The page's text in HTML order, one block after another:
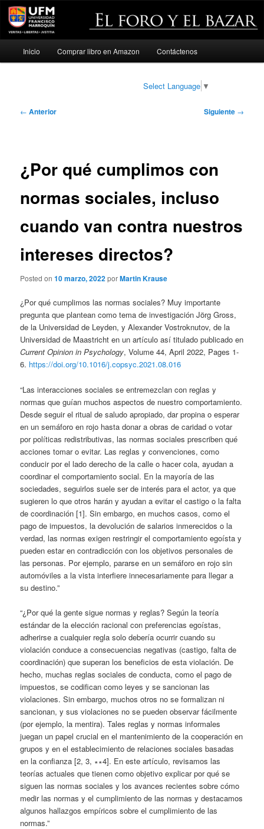
Ir
Inicio Comprar libro en Amazon Contáctenos
Select Language ▼
Navegación
← Anterior Siguiente →
¿Por qué cumplimos con
normas sociales, incluso
cuando van contra nuestros
intereses directos?
Posted on10 marzo, 2022porMartin Krause
¿Por qué cumplimos las normas sociales? Muy importante
pregunta que plantean como tema de investigación Jörg Gross,
de la Universidad de Leyden, y Alexander Vostroknutov, de la
Universidad de Maastricht en un artículo así titulado publicado en
Current Opinion in Psychology, Volume 44, April 2022, Pages 1-
6. https://doi.org/10.1016/j.copsyc.2021.08.016
“Las interacciones sociales se entremezclan con reglas y
normas que guían muchos aspectos de nuestro comportamiento.
Desde seguir el ritual de saludo apropiado, dar propina o esperar
en un semáforo en rojo hasta donar a obras de caridad o votar
por políticas redistributivas, las normas sociales prescriben qué
acciones tomar o evitar. Las reglas y convenciones, como
conducir por el lado derecho de la calle o hacer cola, ayudan a
coordinar el comportamiento social. En la mayoría de las
sociedades, seguirlos suele ser de interés para el actor, ya que
sugieren lo que otros harán y ayudan a evitar el castigo o la falta
de coordinación [1]. Sin embargo, en muchos casos, como el
pago de impuestos, la devolución de salarios inmerecidos o la
verdad, las normas exigen restringir el comportamiento egoísta y
pueden estar en contradicción con los objetivos personales de
las personas. Por ejemplo, pararse en un semáforo en rojo sin
automóviles a la vista interfiere innecesariamente para llegar a
su destino.”
“¿Por qué la gente sigue normas y reglas? Según la teoría
estándar de la elección racional con preferencias egoístas,
adherirse a cualquier regla solo debería ocurrir cuando su
violación conduce a consecuencias negativas (castigo, falta de
coordinación) que superan los beneficios de esta violación. De
hecho, muchas reglas sociales de conducta, como el pago de
impuestos, se codifican como leyes y se sancionan las
violaciones. Sin embargo, muchos otros no se formalizan ni
sancionan, y sus violaciones no se pueden observar fácilmente
(por ejemplo, la mentira). Tales reglas y normas informales
juegan un papel crucial en el mantenimiento de la cooperación en
grupos y en el establecimiento de relaciones sociales basadas
en la confianza [2, 3, ∗∗4]. En este artículo, revisamos las
teorías actuales que tienen como objetivo explicar por qué se
siguen las normas sociales y los avances recientes sobre cómo
medir las normas y el cumplimiento de las normas y destacamos
algunos hallazgos empíricos sobre el cumplimiento de las
normas.”